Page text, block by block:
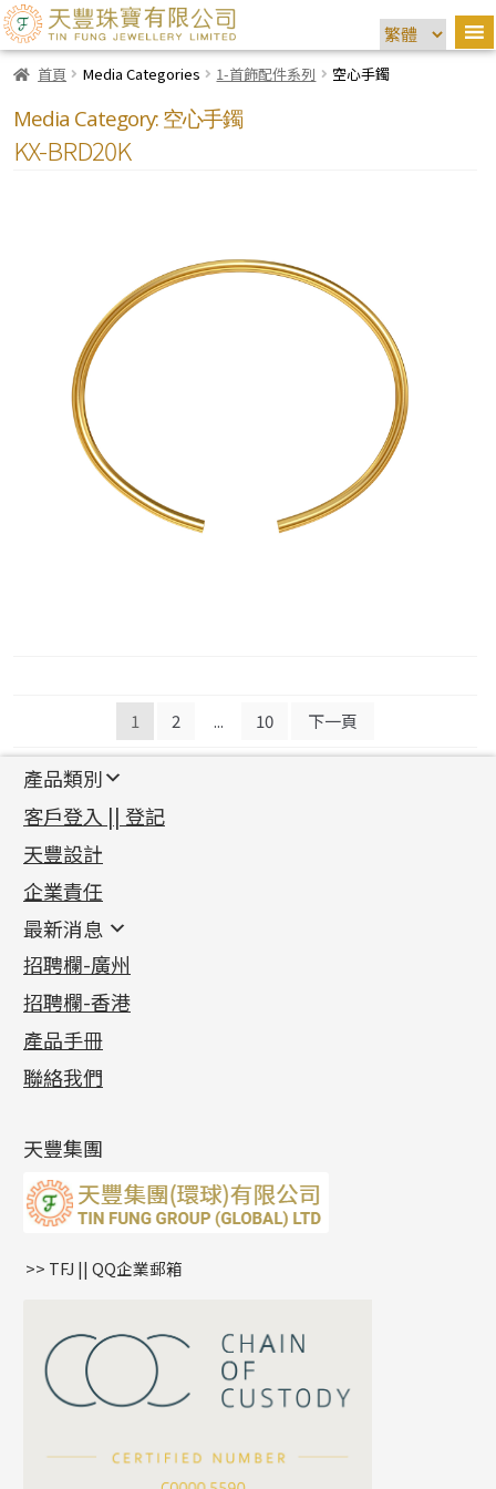
首頁 Media Categories 1-首飾配件系列 空心手鐲
Media Category: 空心手鐲
KX-BRD20K
章
導
覽
1 2 ... 10 下一頁
公司名稱
產品類別
新產品
足金系列
足金配件
機織鏈系列
珠仔鏈
镶口链
管狀網鏈
十字車花鏈系列
十字閃O鏈系列
十字錘打鏈系列
側身車花鏈系列
側身鏈系列
雙十字鏈系列
水波鏈系列
蛇骨鏈系列
鏈尾系列
嘴唇鏈系列
S車花鏈系列
珍珠鏈系列
坦克鏈系列
滿天星鏈系列
方假繩鏈系列
首飾配件
耳環類配件
卷迫系列
螺絲迫系列
梅花迫系列
平臺迫系列
綫拍系列
美拍系列
耳環扣系列
耳綫/耳鈎系列
耳環爪頭
耳環
鏈類配件
動感車花吊墜
調節珠系列
生圈扣系列
龍蝦扣系列
鴨俐制系列
字母吊墜
相盒吊墜
項鏈吊墜
生肖吊墜
星座吊墜
珠扣
其他類配件
珠盤系列
袖口鈕系列
焊片及鐳射綫
空心車花管
珠類配件
無孔光身珠
空心光身珠
無孔批花珠
鑲口類
四爪頭系列
六爪頭系列
車花片
動感車花片
鑲口戒指
鑲口手鏈系列
首飾系列
手镯系列
戒指系列
空心耳環
空心车花管首饰链
空心手鐲系列
貴金屬原料
千足金
記憶金屬系列
記憶戒指
拉簧珠珠手鏈
記憶鈦手鐲
客戶登入 || 登記
天豐設計
企業責任
最新消息
最新消息
各項證書(2)
相片集(9)
展覽會資訊
最新產品資訊
招聘欄-廣州
招聘欄-香港
產品手冊
聯絡我們
天豐集團
>> TFJ || QQ企業郵箱